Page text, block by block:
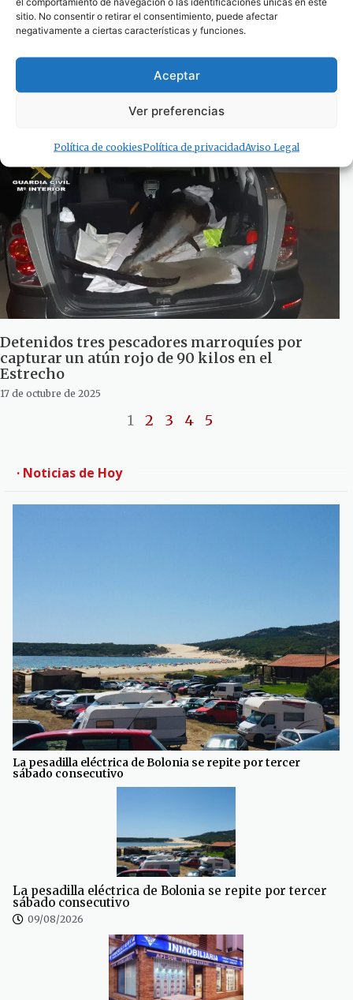
sitio. No consentir o retirar el consentimiento, puede afectar
negativamente a ciertas características y funciones.
Aceptar
Ver preferencias
Política de cookiesPolítica de privacidadAviso Legal
Condenados los tres pescadores marroquíes
detenidos en el Estrecho con un atún rojo de 90
kilos
Detenidos tres pescadores marroquíes por
capturar un atún rojo de 90 kilos en el
Estrecho
17 de octubre de 2025
1 2 3 4 5
· Noticias de Hoy
La pesadilla eléctrica de Bolonia se repite por tercer
sábado consecutivo
La pesadilla eléctrica de Bolonia se repite por tercer
sábado consecutivo
09/08/2026